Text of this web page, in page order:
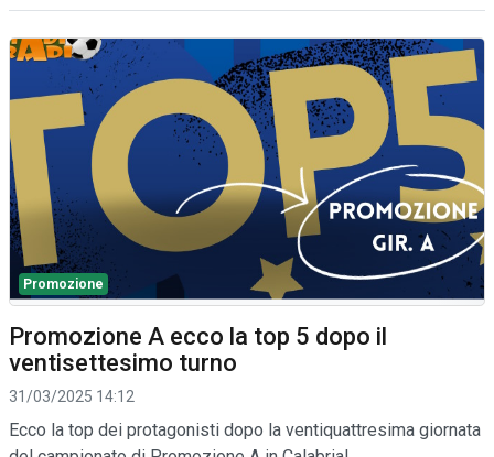
Promozione
Promozione A ecco la top 5 dopo il
ventisettesimo turno
31/03/2025 14:12
Ecco la top dei protagonisti dopo la ventiquattresima giornata